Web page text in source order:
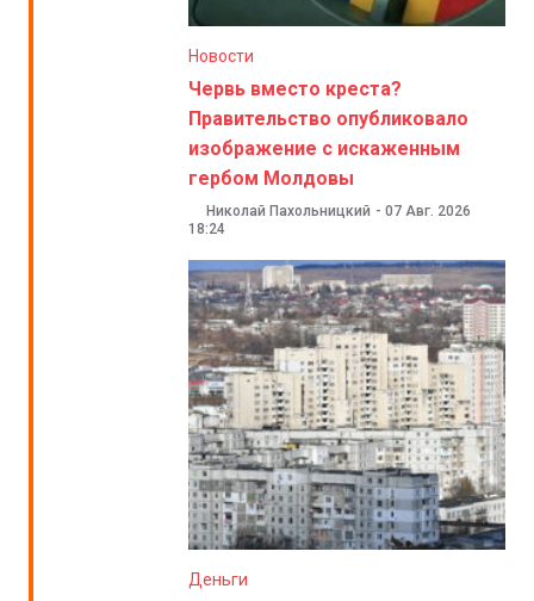
Новости
Червь вместо креста?
Правительство опубликовало
изображение с искаженным
гербом Молдовы
Николай Пахольницкий - 07 Авг. 2026
18:24
Деньги